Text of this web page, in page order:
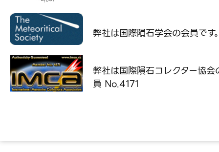
弊社は国際隕石学会の会員です
弊社は国際隕石コレクター協会
員 No.4171